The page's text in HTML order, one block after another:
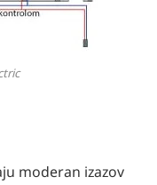
moderan izazov